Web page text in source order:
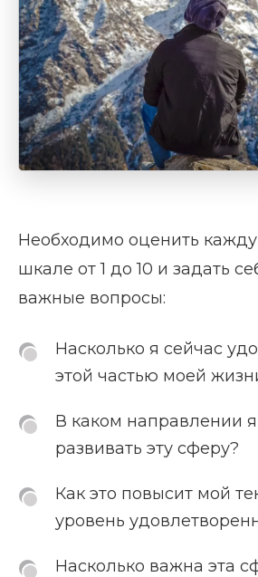
Необходимо оценить
шкале от 1 до 10 и задать
важные вопросы:
Насколько я сейчас
этой частью моей
В каком направлении
развивать эту сферу?
Как это повысит мой
уровень
Насколько важна эта